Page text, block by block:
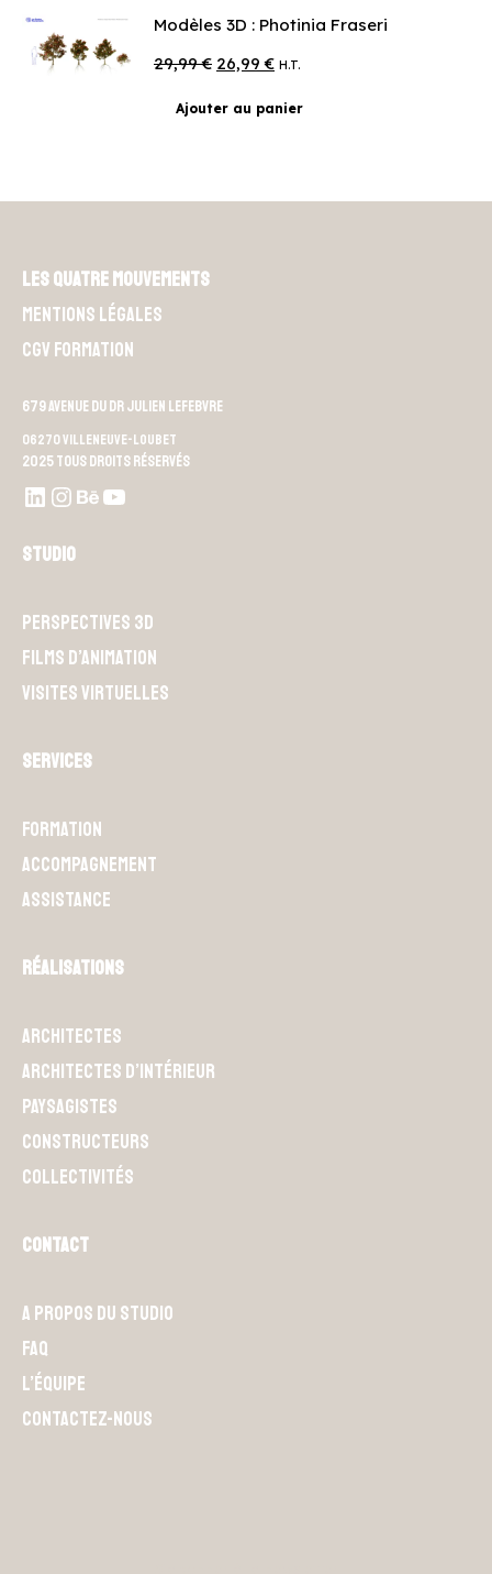
Modèles 3D : Photinia Fraseri
29,99€ Le
initial
26,99€Le
actuel
H.T.
Ajouter au panier
Les Quatre Mouvements
Mentions légales
CGV Formation
679 Avenue du Dr Julien Lefebvre
06270 Villeneuve-Loubet
2025 Tous droits réservés
LinkedIn
Instagram
Behance
Youtube L4M
Studio
Perspectives 3D
Films d’animation
Visites Virtuelles
Services
Formation
Accompagnement
Assistance
Réalisations
Architectes
Architectes d’intérieur
Paysagistes
Constructeurs
Collectivités
Contact
A propos du Studio
FAQ
L’équipe
Contactez-nous